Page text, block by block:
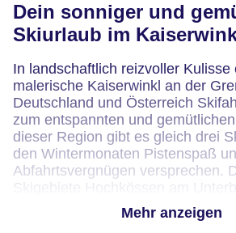
Dein sonniger und
Skiurlaub im
In landschaftlich reizvoller Kulisse
malerische Kaiserwinkl an der
Deutschland und Österreich
zum entspannten und
dieser Region gibt es gleich drei
den Wintermonaten Pistenspaß
Abfahrtsvergnügen versprechen.
Skigebiete Hochkössen am
Skigebiet am Zahmen Kaiser und
Kinder und Anfänger in Walchsee.
Mehr anzeigen